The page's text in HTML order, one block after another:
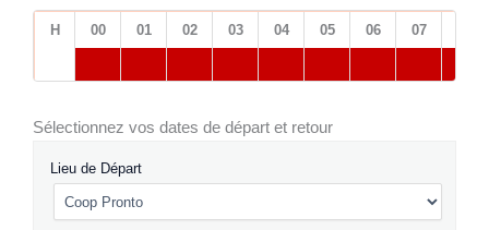
H 00 01 02 03 04 05 06 07
Sélectionnez vos dates de départ et retour
Lieu de Départ